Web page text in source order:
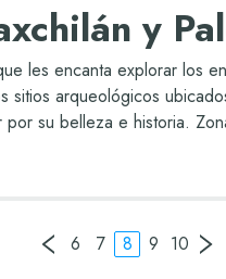
y
les encanta explorar los
sitios arqueológicos
su belleza e historia.
6 7 8 9 10